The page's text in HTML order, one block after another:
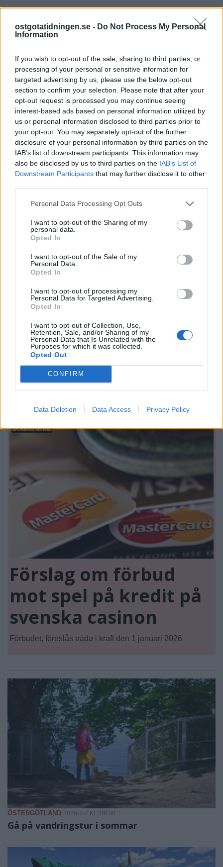
ostgotatidningen.se - Do Not Process My Personal
Information
If you wish to opt-out of the sale, sharing to third parties, or
processing of your personal or sensitive information for
targeted advertising by us, please use the below opt-out
section to confirm your selection. Please note that after your
opt-out request is processed you may continue seeing
interest-based ads based on personal information utilized by
us or personal information disclosed to third parties prior to
your opt-out. You may separately opt-out of the further
disclosure of your personal information by third parties on the
IAB’s list of downstream participants. This information may
also be disclosed by us to third parties on the IAB’s List of
Downstream Participants that may further disclose it to other
Personal Data Processing Opt Outs
I want to opt-out of the Sharing of my
personal data.
Opted In
I want to opt-out of the Sale of my
Personal Data.
Opted In
I want to opt-out of processing my
Personal Data for Targeted Advertising.
Opted In
I want to opt-out of Collection, Use,
Retention, Sale, and/or Sharing of my
Personal Data that Is Unrelated with the
Purposes for which it was collected.
Opted Out
CONFIRM
Data Deletion Data Access Privacy Policy
LINKÖPING 2026-7-14 KL. 08:30
Alla Lindas låtar
har en egen
historia
LINKÖPING 2026-7-10 KL. 07:30
Nomaden från
Stjärnorp: "Jag
gillar att hoppa
runt"
Det osynliga
kontraktet – varför
vissa spel känns
rättvisa
sitter djupare än så.
Förslag om förbud
mot spel på kredit på
svenska casinon
Förbudet, föreslås träda i kraft den 1 januari 2026
ÖSTERGÖTLAND 2026-7-7 KL. 08:00
Gå på vandringstur i sommar